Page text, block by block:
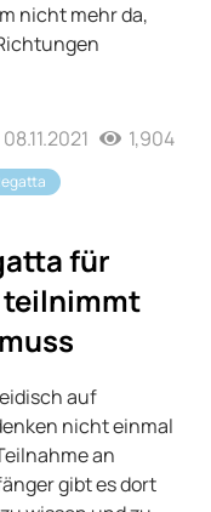
nicht mehr da,
08.11.2021 1,904
für
teilnimmt
auf
nicht einmal
an
gibt es dort